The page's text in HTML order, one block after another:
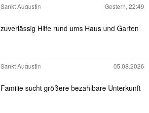
Sankt Augustin Gestern, 22:49
zuverlässig Hilfe rund ums Haus und Garten
Sankt Augustin 05.08.2026
Familie sucht größere bezahlbare Unterkunft